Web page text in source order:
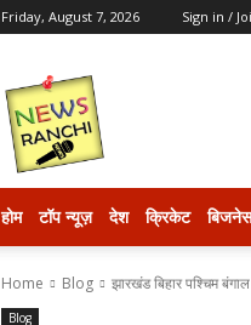
Friday, August 7, 2026 Sign in /
होम टॉप न्यूज़ देश क्रिकेट बिजनेस
Home Blog झारखंड बिहार पश्चिम
Blog